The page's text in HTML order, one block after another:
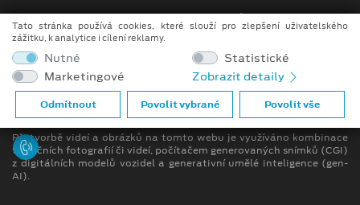
Ochrana osobních údajů
Prohlášení o zpracování údajů konečných zákazníků
[1]Dodací lhůta se může lišit v závislosti na konkrétní specifikaci.
Bližší informace u prodejce
Při tvorbě videí a obrázků na tomto webu je využíváno kombinace
tradičních fotografií či videí, počítačem generovaných snímků (CGI)
z digitálních modelů vozidel a generativní umělé inteligence (gen-
AI).
Tato stránka používá cookies, které slouží pro zlepšení uživatelského
zážitku, k analytice i cílení reklamy.
Nutné
Statistické
Marketingové
Zobrazit detaily
Odmítnout Povolit vybrané Povolit vše